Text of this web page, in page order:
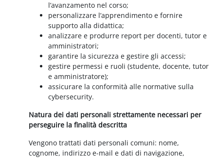
l’avanzamento nel corso;
personalizzare l’apprendimento e fornire
supporto alla didattica;
analizzare e produrre report per docenti, tutor e
amministratori;
garantire la sicurezza e gestire gli accessi;
gestire permessi e ruoli (studente, docente, tutor
e amministratore);
assicurare la conformità alle normative sulla
cybersecurity.
Natura dei dati personali strettamente necessari per
perseguire la finalità descritta
Vengono trattati dati personali comuni: nome,
cognome, indirizzo e-mail e dati di navigazione,